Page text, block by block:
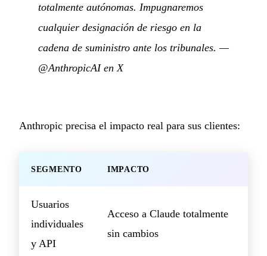
totalmente autónomas. Impugnaremos
cualquier designación de riesgo en la
cadena de suministro ante los tribunales. —
@AnthropicAI en X
Anthropic precisa el impacto real para sus clientes:
SEGMENTO IMPACTO
Usuarios
individuales
y API
Acceso a Claude totalmente
sin cambios